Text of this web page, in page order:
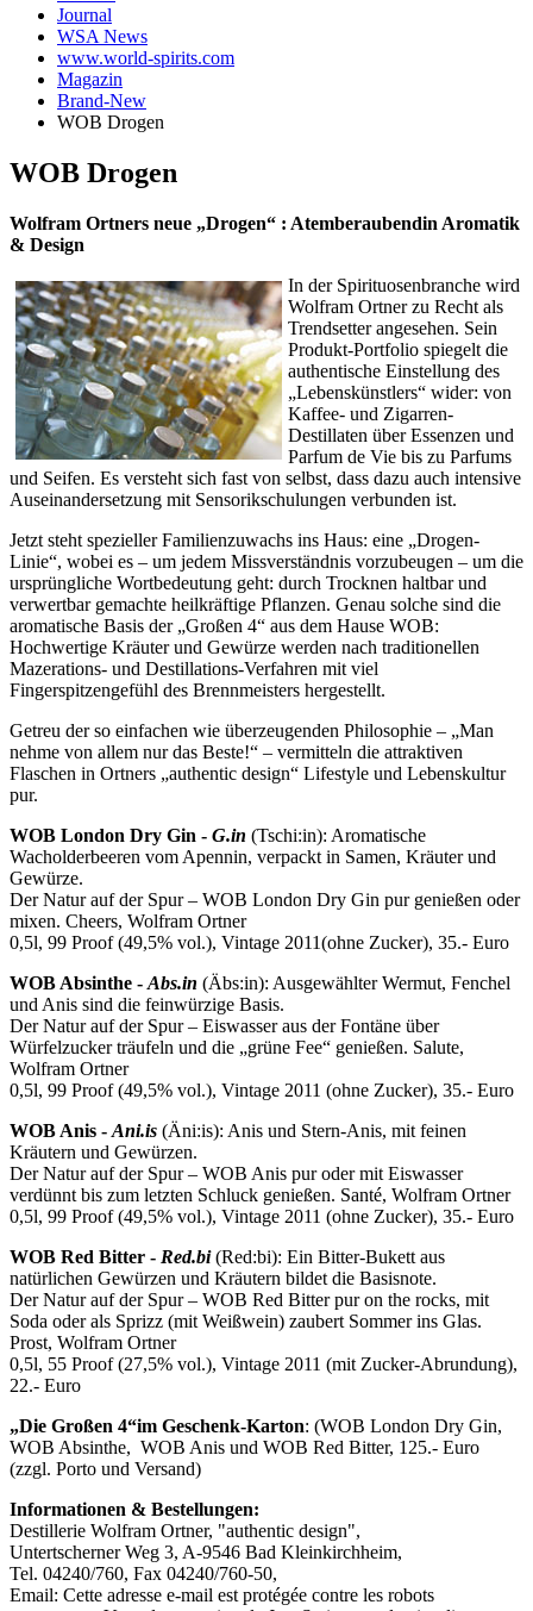
Journal
WSA News
www.world-spirits.com
Magazin
Brand-New
WOB Drogen
WOB Drogen
Wolfram Ortners neue „Drogen“ : Atemberaubendin Aromatik
& Design
In der Spirituosenbranche wird
Wolfram Ortner zu Recht als
Trendsetter angesehen. Sein
Produkt-Portfolio spiegelt die
authentische Einstellung des
„Lebenskünstlers“ wider: von
Kaffee- und Zigarren-
Destillaten über Essenzen und
Parfum de Vie bis zu Parfums
und Seifen. Es versteht sich fast von selbst, dass dazu auch intensive
Auseinandersetzung mit Sensorikschulungen verbunden ist.
Jetzt steht spezieller Familienzuwachs ins Haus: eine „Drogen-
Linie“, wobei es – um jedem Missverständnis vorzubeugen – um die
ursprüngliche Wortbedeutung geht: durch Trocknen haltbar und
verwertbar gemachte heilkräftige Pflanzen. Genau solche sind die
aromatische Basis der „Großen 4“ aus dem Hause WOB:
Hochwertige Kräuter und Gewürze werden nach traditionellen
Mazerations- und Destillations-Verfahren mit viel
Fingerspitzengefühl des Brennmeisters hergestellt.
Getreu der so einfachen wie überzeugenden Philosophie – „Man
nehme von allem nur das Beste!“ – vermitteln die attraktiven
Flaschen in Ortners „authentic design“ Lifestyle und Lebenskultur
pur.
WOB London Dry Gin - G.in (Tschi:in): Aromatische
Wacholderbeeren vom Apennin, verpackt in Samen, Kräuter und
Gewürze.
Der Natur auf der Spur – WOB London Dry Gin pur genießen oder
mixen. Cheers, Wolfram Ortner
0,5l, 99 Proof (49,5% vol.), Vintage 2011(ohne Zucker), 35.- Euro
WOB Absinthe - Abs.in (Äbs:in): Ausgewählter Wermut, Fenchel
und Anis sind die feinwürzige Basis.
Der Natur auf der Spur – Eiswasser aus der Fontäne über
Würfelzucker träufeln und die „grüne Fee“ genießen. Salute,
Wolfram Ortner
0,5l, 99 Proof (49,5% vol.), Vintage 2011 (ohne Zucker), 35.- Euro
WOB Anis - Ani.is (Äni:is): Anis und Stern-Anis, mit feinen
Kräutern und Gewürzen.
Der Natur auf der Spur – WOB Anis pur oder mit Eiswasser
verdünnt bis zum letzten Schluck genießen. Santé, Wolfram Ortner
0,5l, 99 Proof (49,5% vol.), Vintage 2011 (ohne Zucker), 35.- Euro
WOB Red Bitter - Red.bi(Red:bi): Ein Bitter-Bukett aus
natürlichen Gewürzen und Kräutern bildet die Basisnote.
Der Natur auf der Spur – WOB Red Bitter pur on the rocks, mit
Soda oder als Sprizz (mit Weißwein) zaubert Sommer ins Glas.
Prost, Wolfram Ortner
0,5l, 55 Proof (27,5% vol.), Vintage 2011 (mit Zucker-Abrundung),
22.- Euro
„Die Großen 4“im Geschenk-Karton: (WOB London Dry Gin,
WOB Absinthe, WOB Anis und WOB Red Bitter, 125.- Euro
(zzgl. Porto und Versand)
Informationen & Bestellungen:
Destillerie Wolfram Ortner, "authentic design",
Untertscherner Weg 3, A-9546 Bad Kleinkirchheim,
Tel. 04240/760, Fax 04240/760-50,
Email: Cette adresse e-mail est protégée contre les robots